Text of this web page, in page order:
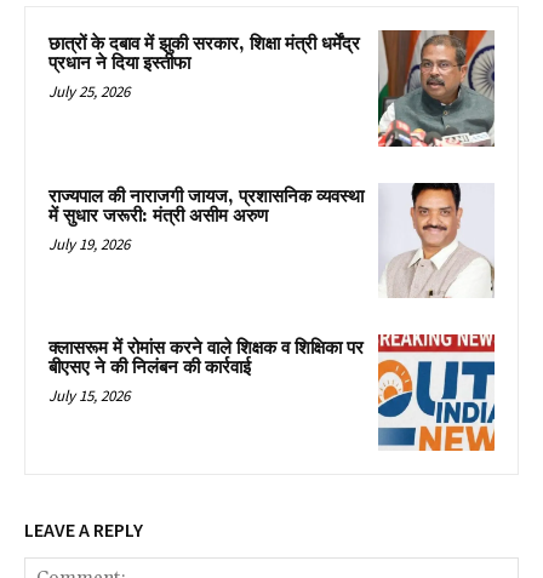
छात्रों के दबाव में झुकी सरकार, शिक्षा मंत्री धर्मेंद्र
प्रधान ने दिया इस्तीफा
July 25, 2026
राज्यपाल की नाराजगी जायज, प्रशासनिक व्यवस्था
में सुधार जरूरी: मंत्री असीम अरुण
July 19, 2026
क्लासरूम में रोमांस करने वाले शिक्षक व शिक्षिका पर
बीएसए ने की निलंबन की कार्रवाई
July 15, 2026
LEAVE A REPLY